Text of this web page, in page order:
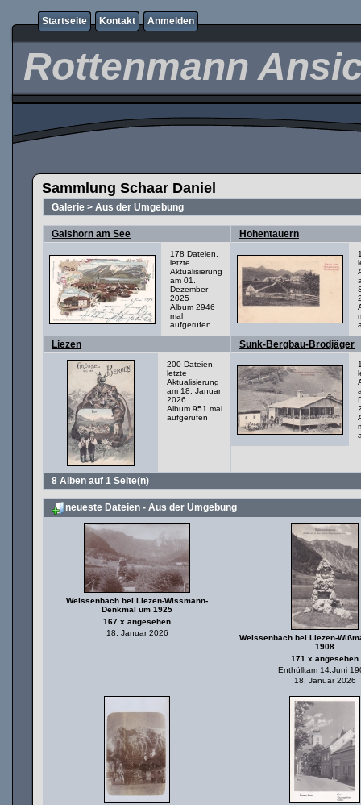
Startseite Kontakt Anmelden
Rottenmann
Sammlung Schaar Daniel
Galerie > Aus der Umgebung
Gaishorn am See
178 Dateien,
letzte
Aktualisierung
am 01.
Dezember
2025
Album 2946
mal
aufgerufen
Hohentauern
Liezen
200 Dateien,
letzte
Aktualisierung
am 18. Januar
2026
Album 951 mal
aufgerufen
Sunk-Bergbau-Brodjäger
8 Alben auf 1 Seite(n)
neueste Dateien - Aus der Umgebung
Weissenbach bei Liezen-Wissmann-
Denkmal um 1925
167 x angesehen
18. Januar 2026
Weissenbach bei Liezen-
1908
171 x angesehen
Enthülltam 14.Juni
18. Januar 2026